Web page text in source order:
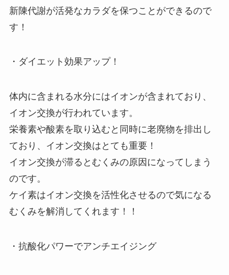
新陳代謝が活発なカラダを保つことができるので
す！
・ダイエット効果アップ！
体内に含まれる水分にはイオンが含まれており、
イオン交換が行われています。
栄養素や酸素を取り込むと同時に老廃物を排出し
ており、イオン交換はとても重要！
イオン交換が滞るとむくみの原因になってしまう
のです。
ケイ素はイオン交換を活性化させるので気になる
むくみを解消してくれます！！
・抗酸化パワーでアンチエイジング